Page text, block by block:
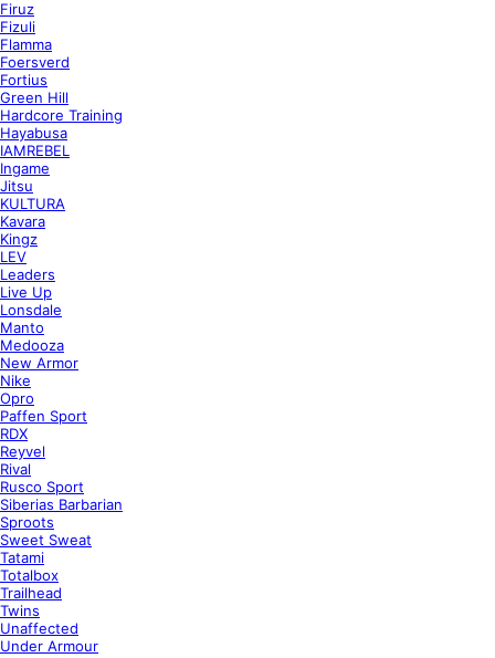
Firuz
Fizuli
Flamma
Foersverd
Fortius
Green Hill
Hardcore Training
Hayabusa
IAMREBEL
Ingame
Jitsu
KULTURA
Kavara
Kingz
LEV
Leaders
Live Up
Lonsdale
Manto
Medooza
New Armor
Nike
Opro
Paffen Sport
RDX
Reyvel
Rival
Rusco Sport
Siberias Barbarian
Sproots
Sweet Sweat
Tatami
Totalbox
Trailhead
Twins
Unaffected
Under Armour